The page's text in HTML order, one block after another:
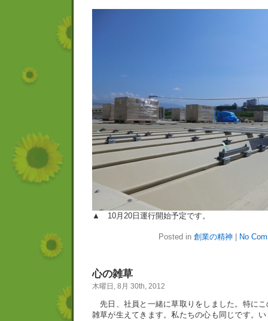
▲ 10月20日運行開始予定です。
Posted in 創業の精神| No
心の雑草
木曜日, 8月 30th, 2012
先日、社員と一緒に草取りをしました。特に
雑草が生えてきます。私たちの心も同じです。